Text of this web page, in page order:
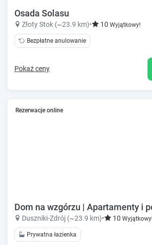
Osada Solasu
Złoty Stok (~23.9 km)• 10 Wyjątkowy!
Bezpłatne anulowanie
Pokaż ceny
Rezerwacje online
Dom na wzgórzu | Apartamenty i
Duszniki-Zdrój (~23.9 km)• 10
Prywatna łazienka